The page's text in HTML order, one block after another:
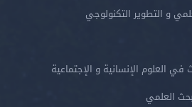
و التطوير التكنولوجي
في العلوم الإنسانية و الإجتماعية
العلمي